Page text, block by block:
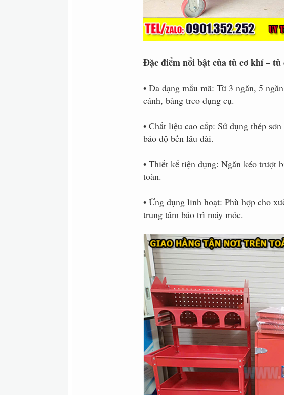
Đặc điểm nổi bật của tủ cơ khí – tủ
• Đa dạng mẫu mã: Từ 3 ngăn, 5
cánh, bảng treo dụng cụ.
• Chất liệu cao cấp: Sử dụng thép
bảo độ bền lâu dài.
• Thiết kế tiện dụng: Ngăn kéo trượt
toàn.
• Ứng dụng linh hoạt: Phù hợp cho
trung tâm bảo trì máy móc.